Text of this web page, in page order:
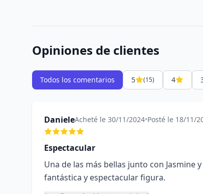
Opiniones de clientes
Todos los comentarios 5 (15) 4
DanieleAcheté le 30/11/2024•Posté le 18/11/
Espectacular
Una de las más bellas junto con Jasmine
fantástica y espectacular figura.